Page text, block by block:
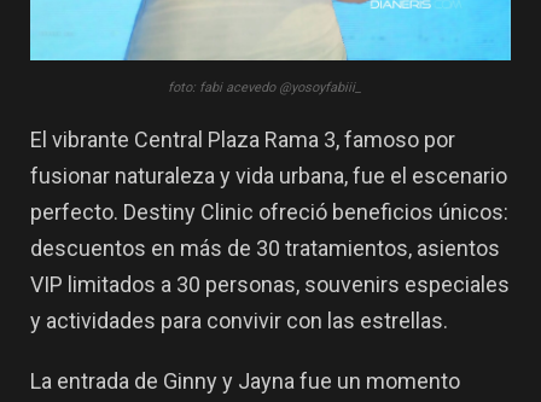
foto: fabi acevedo @yosoyfabiii_
El vibrante Central Plaza Rama 3, famoso por
fusionar naturaleza y vida urbana, fue el escenario
perfecto. Destiny Clinic ofreció beneficios únicos:
descuentos en más de 30 tratamientos, asientos
VIP limitados a 30 personas, souvenirs especiales
y actividades para convivir con las estrellas.
La entrada de Ginny y Jayna fue un momento